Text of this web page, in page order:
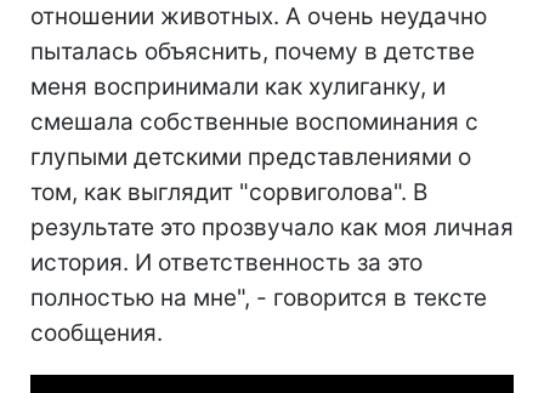
отношении животных. А очень неудачно
пыталась объяснить, почему в детстве
меня воспринимали как хулиганку, и
смешала собственные воспоминания с
глупыми детскими представлениями о
том, как выглядит "сорвиголова". В
результате это прозвучало как моя личная
история. И ответственность за это
полностью на мне", - говорится в тексте
сообщения.